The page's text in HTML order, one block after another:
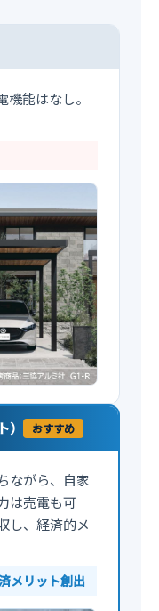
能はなし。
おすすめ
ながら、自家
は売電も可
し、経済的メ
メリット創出